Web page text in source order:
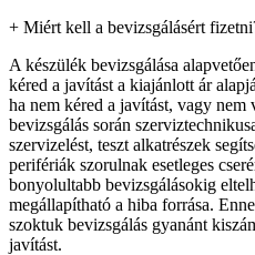
+ Miért kell a bevizsgálásért
A készülék bevizsgálása
kéred a javítást a kiajánlott ár
ha nem kéred a javítást, vagy nem
bevizsgálás során
szervizelést, teszt alkatrészek
perifériák szorulnak esetleges
bonyolultabb bevizsgálásokig
megállapítható a hiba forrása.
szoktuk bevizsgálás gyanánt
javítást.